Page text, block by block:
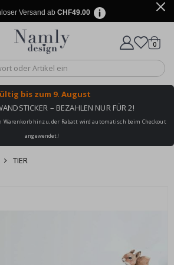
Versand ab CHF49.00
von 1030 Bewertungen
Wagen
0
bis zum 9. August
– BEZAHLEN NUR FÜR 2!
Warenkorb hinzu, der Rabatt wird automatisch beim Checkout
angewendet!
TIER